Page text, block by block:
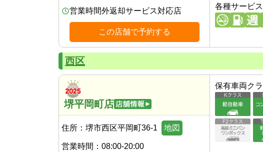
営業時間外返却サービス対応店
この店舗で予約する
各種サービス
西区
堺平岡町店
住所： 堺市西区平岡町36-1 地図
営業時間： 08:00-20:00
保有車両ク